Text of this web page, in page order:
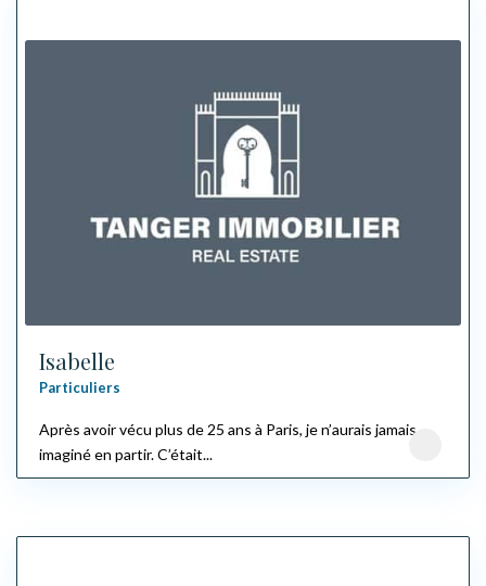
Isabelle
Particuliers
Après avoir vécu plus de 25 ans à Paris, je n’aurais jamais
imaginé en partir. C’était...